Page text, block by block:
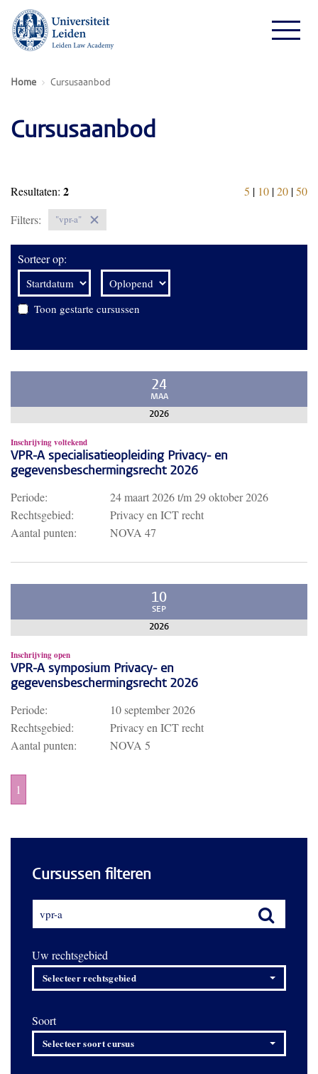
Home Cursusaanbod
Cursusaanbod
Resultaten: 2 5 | 10 |20 |50
Filters:
"vpr-a"
Sorteer op:
Toon gestarte cursussen
24
MAA
2026
Inschrijving voltekend
VPR-A specialisatieopleiding Privacy- en
gegevensbeschermingsrecht 2026
Periode: 24 maart 2026t/m29 oktober 2026
Rechtsgebied:
Privacy en ICT recht
Aantal punten:
NOVA 47
10
SEP
2026
Inschrijving open
VPR-A symposium Privacy- en
gegevensbeschermingsrecht 2026
Periode:
10 september 2026
Rechtsgebied:
Privacy en ICT recht
Aantal punten:
NOVA 5
1
Cursussen filteren
Uw rechtsgebied
Selecteer rechtsgebied
Soort
Selecteer soort cursus